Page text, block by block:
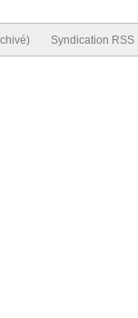
Syndication RSS